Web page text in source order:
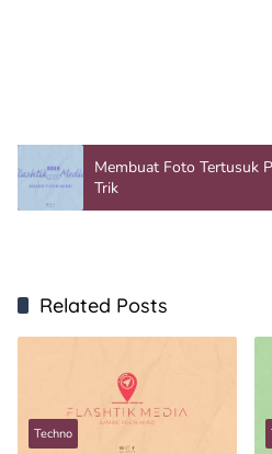
Membuat Foto Tertusuk
Trik
Related Posts
Techno